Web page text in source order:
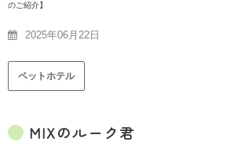
のご紹介】
2025年06月22日
ペットホテル
MIXのルーク君